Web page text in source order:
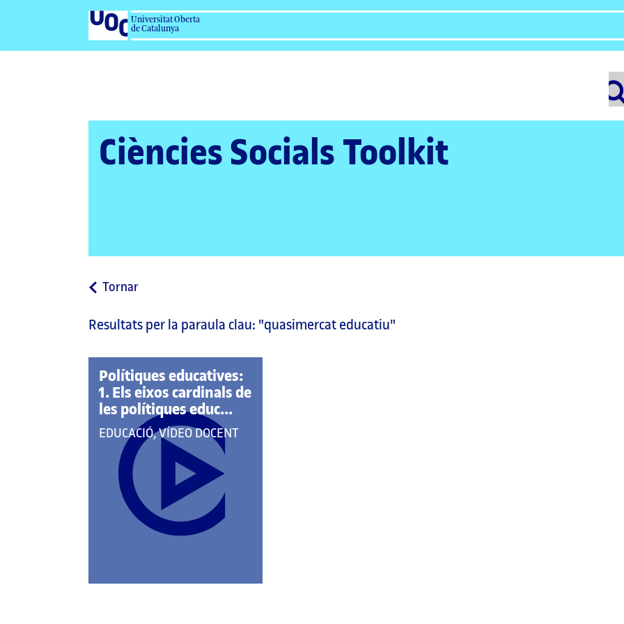
Universitat Oberta
de Catalunya
Ciències Socials Toolkit
Tornara
pàgina
Resultats per la paraula clau: "quasimercat educatiu"
Polítiques educatives:
1. Els eixos cardinals de
les polítiques educ...
QUE
PERTANY
CATEGORIES:
EDUCACIÓ, VÍDEO DOCENT